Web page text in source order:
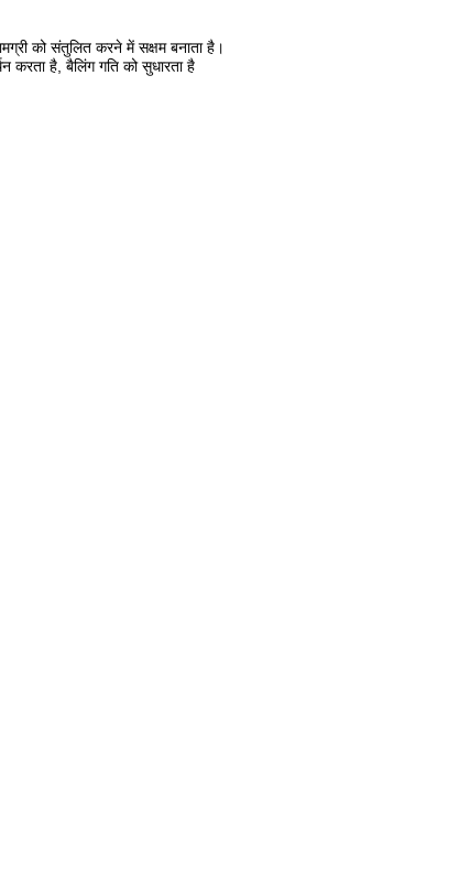
को संतुलित करने में सक्षम बनाता है।
है, बैलिंग गति को सुधारता है